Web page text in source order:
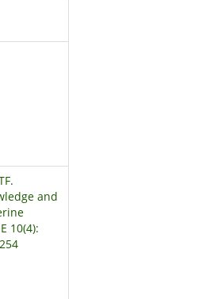
and
10(4):